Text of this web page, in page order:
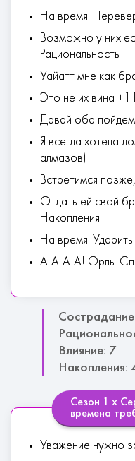
На время:
Возможно у них
Рациональность
Уайатт мне как
Это не их вина +1
Давай оба
Я всегда хотела
алмазов)
Встретимся
Отдать ей свой
Накопления
На время:
А-А-А-А! Орлы-
Влияние: 7
Накопления:
Сезон 1 х
времена
Уважение нужно